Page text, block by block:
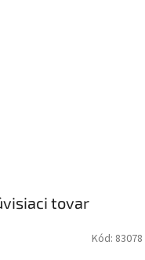
tovar
Kód: 83078